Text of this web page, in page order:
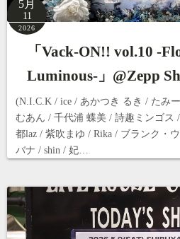
5月
11
2026
「Vack-ON!! vol.10 -
Luminous-」@Zepp
(N.I.C.K / ice / あかつき るき / たみ
むあん / 千代浦 蝶美 / 詩趣ミンゴス
都laz / 紫吹まゆ / Rika / ブランク・
バナ / shin / 妃…